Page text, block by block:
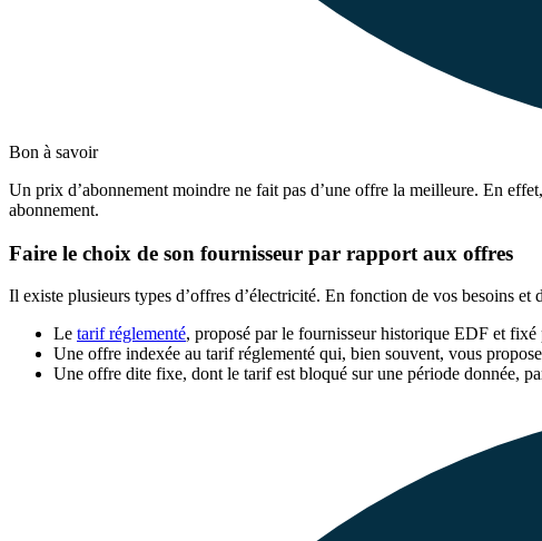
Bon à savoir
Un prix d’abonnement moindre ne fait pas d’une offre la meilleure. En
abonnement.
Faire le choix de son fournisseur par rapport aux offres
Il existe plusieurs types d’offres d’électricité. En fonction de vos besoins
Le tarif réglementé, proposé par le fournisseur historique EDF et fixé
Une offre indexée au tarif réglementé qui, bien souvent, vous
Une offre dite fixe, dont le tarif est bloqué sur une période donnée,